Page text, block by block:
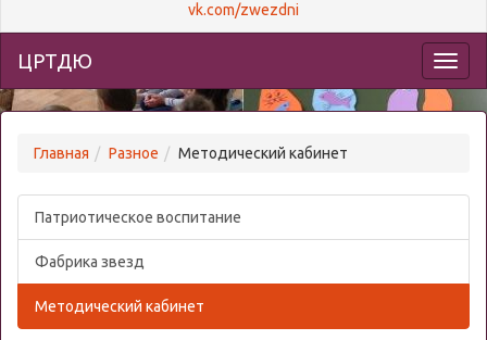
vk.com/zwezdni
ЦРТДЮ
Главная Разное Методический кабинет
Патриотическое воспитание
Фабрика звезд
Методический кабинет